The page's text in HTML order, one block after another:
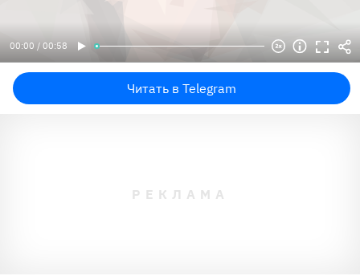
00:00 / 00:58
Читать в Telegram